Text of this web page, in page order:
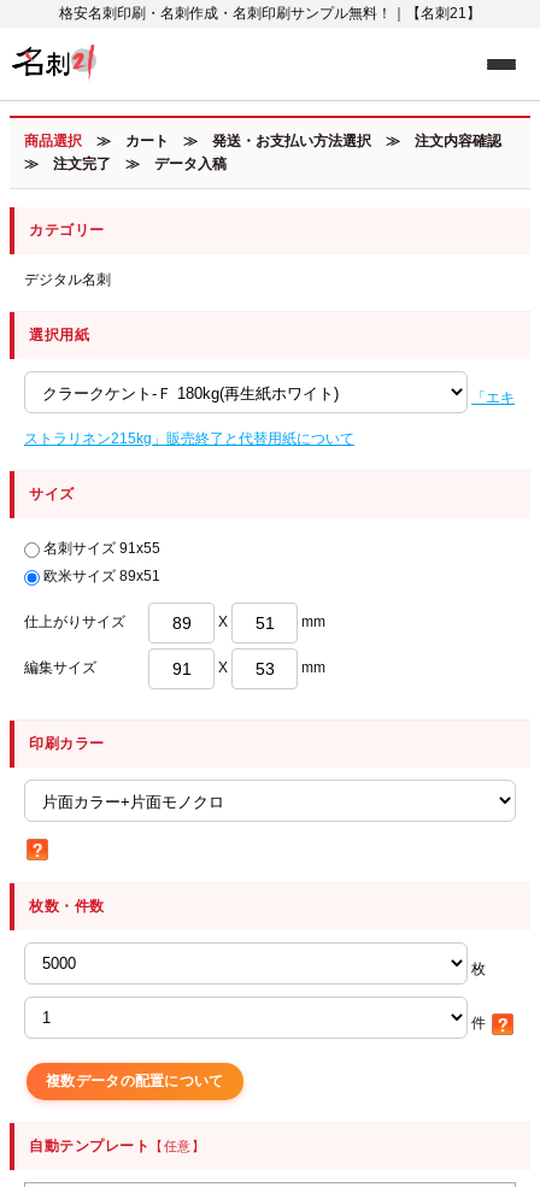
格安名刺印刷・名刺作成・名刺印刷サンプル無料！｜【名刺21】
商品選択 ≫ カート ≫ 発送・お支払い方法選択 ≫ 注文内容確認
≫ 注文完了 ≫ データ入稿
カテゴリー
デジタル名刺
選択用紙
「エキ
ストラリネン215kg」販売終了と代替用紙について
サイズ
名刺サイズ 91x55
欧米サイズ 89x51
仕上がりサイズ X mm
編集サイズ X mm
印刷カラー
枚数・件数
枚
件
複数データの配置について
自動テンプレート 【任意】